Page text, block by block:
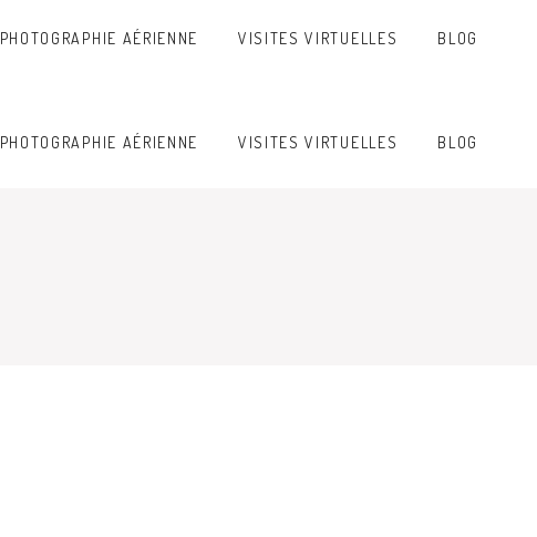
PHOTOGRAPHIE AÉRIENNE VISITES VIRTUELLES BLOG
PHOTOGRAPHIE AÉRIENNE VISITES VIRTUELLES BLOG